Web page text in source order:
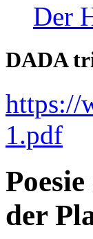
Der
DADA
https://
1.pdf
der